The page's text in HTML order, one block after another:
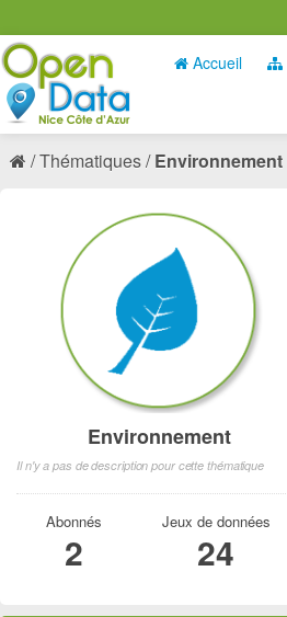
Accueil
Thématiques Environnement
Environnement
Il n'y a pas de description pour cette thématique
Abonnés
2
Jeux de données
24